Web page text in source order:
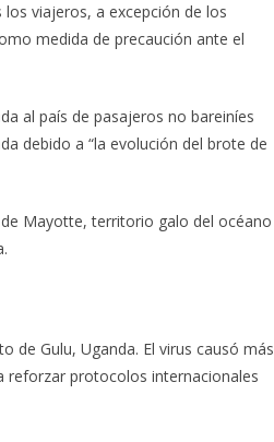
los viajeros, a excepción de los
medida de precaución ante el
al país de pasajeros no bareiníes
debido a “la evolución del brote de
Mayotte, territorio galo del océano
de Gulu, Uganda. El virus causó más
reforzar protocolos internacionales